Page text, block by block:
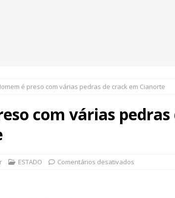
é preso com várias pedras de crack em Cianorte
com várias
ESTADO Comentários desativados